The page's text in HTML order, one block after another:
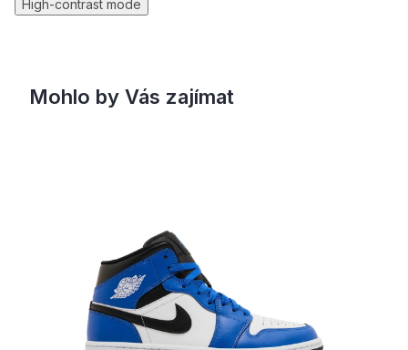
High-contrast mode